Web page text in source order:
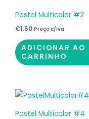
Pastel Multicolor #2
€1.50 Preço c/iva
ADICIONAR AO
CARRINHO
Pastel Multicolor #4